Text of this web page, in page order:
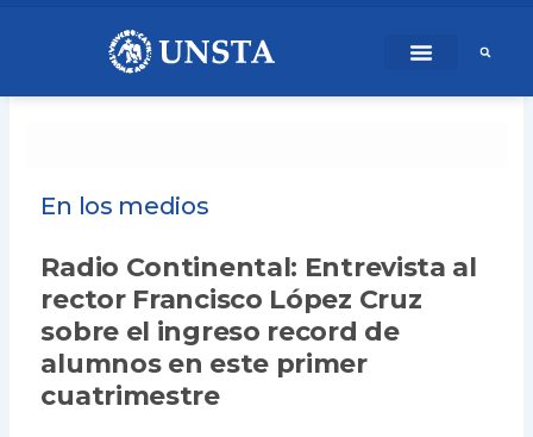
En los medios
Radio Continental: Entrevista al
rector Francisco López Cruz
sobre el ingreso record de
alumnos en este primer
cuatrimestre